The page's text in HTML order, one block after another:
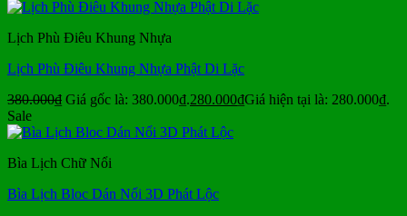
Lịch Phù Điêu Khung Nhựa
Lịch Phù Điêu Khung Nhựa Phật Di Lặc
380.000₫ Giá gốc là: 380.000₫.280.000₫Giá hiện tại là: 280.000₫.
Sale
Bìa Lịch Chữ Nổi
Bìa Lịch Bloc Dán Nổi 3D Phát Lộc